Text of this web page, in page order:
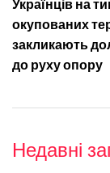
Українців на
окупованих
закликають
до руху опору
Недавні